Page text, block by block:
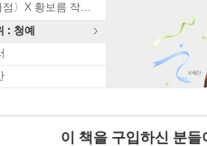
뮤지컬 〈휴남동 서점〉X 황보름 작가 북토크
: 청예
이 책을 구입하신 분